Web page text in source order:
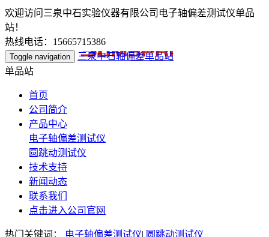
欢迎访问三泉中石实验仪器有限公司电子轴偏差测试仪单品
站！
热线电话：15665715386
Toggle navigation
三泉中石轴偏差单品站
单品站
首页
公司简介
产品中心
电子轴偏差测试仪
圆跳动测试仪
技术支持
新闻动态
联系我们
点击进入公司官网
热门关键词： 电子轴偏差测试仪| 圆跳动测试仪